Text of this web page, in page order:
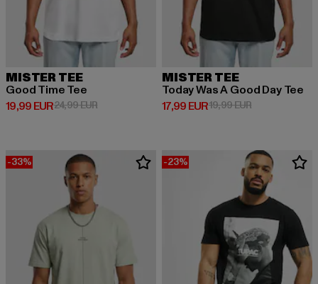
MISTER TEE
Good Time Tee
19,99 EUR
Derzeitiger Preis: 19,99 EUR
24,99 EURAktionspreis: 24,99 EUR
MISTER TEE
Today Was A Good Day Tee
17,99 EUR
Derzeitiger Preis: 17,99 EUR
19,99 EURAktionspreis:
-33% -23%